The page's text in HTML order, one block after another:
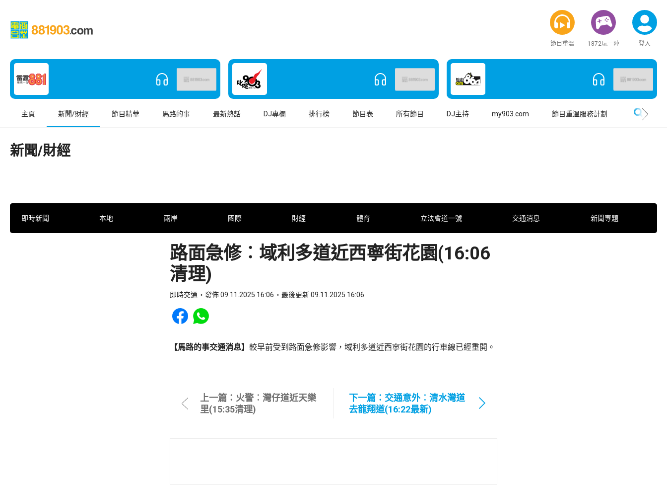
節目重溫 1872玩一陣 登入
主頁 新聞/財經 節目精華 馬路的事 最新熱話 DJ專欄 排行榜 節目表 所有節目 DJ主持 my903.com 節目重溫服務計劃
新聞/財經
即時新聞 本地 兩岸 國際 財經 體育 立法會道一號 交通消息 新聞專題
路面急修︰域利多道近西寧街花園(16:06
清理)
即時交通 發佈 09.11.2025 16:06 最後更新 09.11.2025 16:06
Share to Facebook
Share to WhatsApp
【馬路的事交通消息】 較早前受到路面急修影響，域利多道近西寧街花園的行車線已經重開。
上一篇：火警︰灣仔道近天樂
里(15:35清理)
下一篇：交通意外︰清水灣道
去龍翔道(16:22最新)